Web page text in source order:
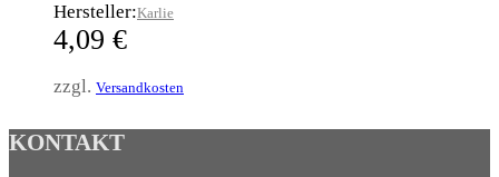
Hersteller:Karlie
4,09 €
zzgl. Versandkosten
KONTAKT